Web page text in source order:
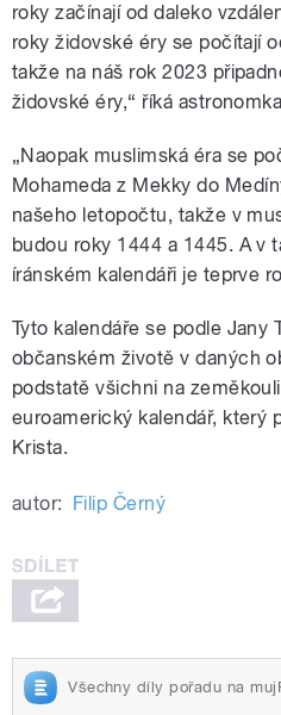
roky začínají od daleko
roky židovské éry se počítají
takže na náš rok 2023
židovské éry,“ říká astronomka
„Naopak muslimská éra se
Mohameda z Mekky do
našeho letopočtu, takže v
budou roky 1444 a 1445. A v
íránském kalendáři je teprve
Tyto kalendáře se podle Jany
občanském životě v daných
podstatě všichni na
euroamerický kalendář, který
Krista.
autor: Filip Černý
Všechny díly pořadu na